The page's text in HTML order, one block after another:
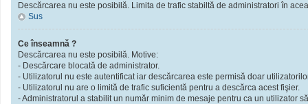
Descărcarea nu este posibilă. Limita de trafic stabiltă de administratori în
Sus
Ce înseamnă ?
Descărcarea nu este posibilă. Motive:
- Descărcare blocată de administrator.
- Utilizatorul nu este autentificat iar descărcarea este permisă doar
- Utilizatorul nu are o limită de trafic suficientă pentru a descărca acest fişier.
- Administratorul a stabilit un număr minim de mesaje pentru ca un utilizator